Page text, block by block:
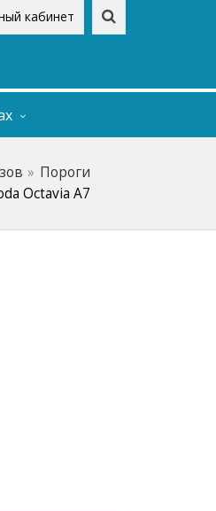
кабинет
Пороги
Octavia А7